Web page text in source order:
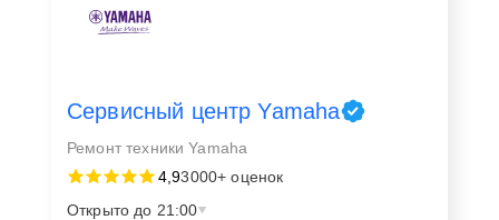
Сервисный центр Yamaha
Ремонт техники Yamaha
4,93000+ оценок
Открыто до 21:00